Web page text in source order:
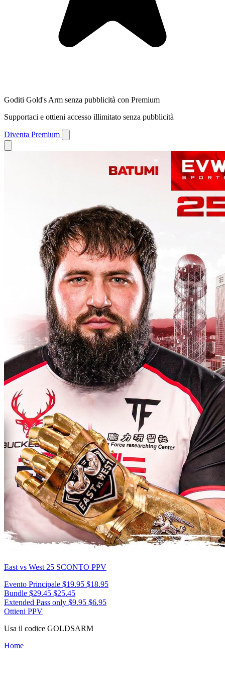
Goditi Gold's Arm senza pubblicità con Premium
Supportaci e ottieni accesso illimitato senza pubblicità
Diventa Premium
East vs West 25 SCONTO PPV
Evento Principale $19.95 $18.95
Bundle $29.45 $25.45
Extended Pass only $9.95 $6.95
Ottieni PPV
Usa il codice GOLDSARM
Home